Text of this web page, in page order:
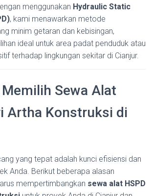
menggunakan Hydraulic Static
, kami menawarkan metode
minim getaran dan kebisingan,
ideal untuk area padat penduduk atau
terhadap lingkungan sekitar di Cianjur.
Sewa Alat
Artha Konstruksi di
yang tepat adalah kunci efisiensi dan
Anda. Berikut beberapa alasan
mempertimbangkan sewa alat HSPD